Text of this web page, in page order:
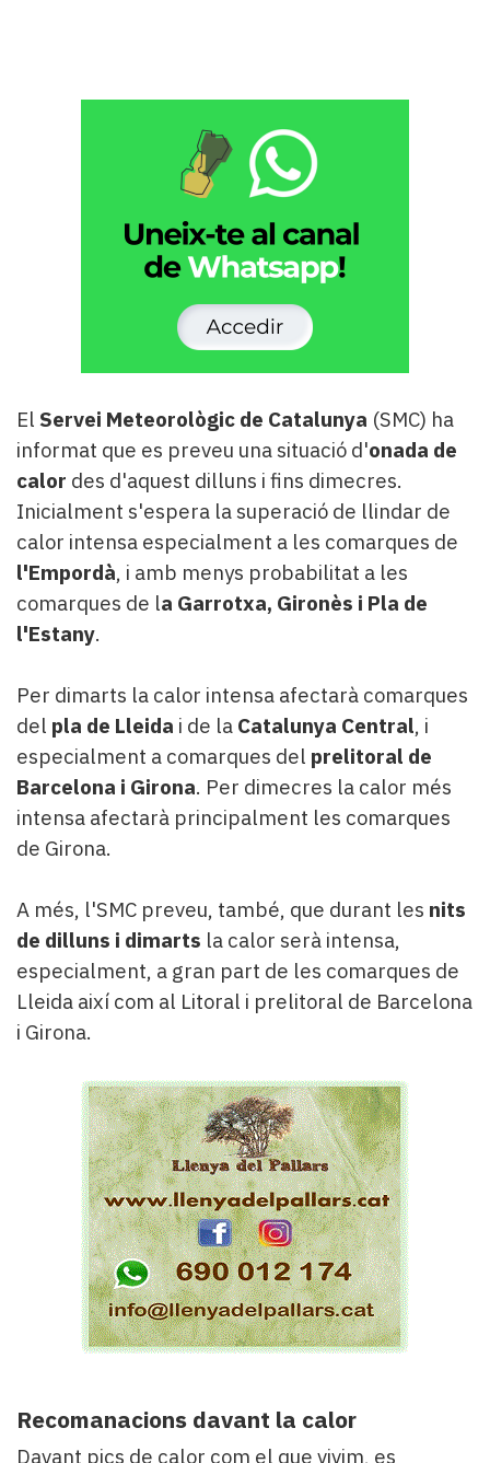
El Servei Meteorològic de Catalunya (SMC) ha
informat que es preveu una situació d'onada de
calor des d'aquest dilluns i fins dimecres.
Inicialment s'espera la superació de llindar de
calor intensa especialment a les comarques de
l'Empordà, i amb menys probabilitat a les
comarques de la Garrotxa, Gironès i Pla de
l'Estany.
Per dimarts la calor intensa afectarà comarques
del pla de Lleida i de la Catalunya Central, i
especialment a comarques del prelitoral de
Barcelona i Girona. Per dimecres la calor més
intensa afectarà principalment les comarques
de Girona.
A més, l'SMC preveu, també, que durant les nits
de dilluns i dimarts la calor serà intensa,
especialment, a gran part de les comarques de
Lleida així com al Litoral i prelitoral de Barcelona
i Girona.
Recomanacions davant la calor
Davant pics de calor com el que vivim, es